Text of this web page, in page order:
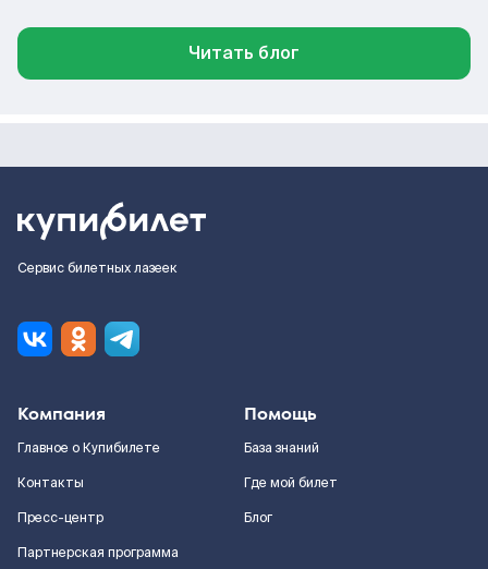
Читать блог
Сервис билетных лазеек
Компания
Главное о Купибилете
Контакты
Пресс-центр
Партнерская программа
Помощь
База знаний
Где мой билет
Блог